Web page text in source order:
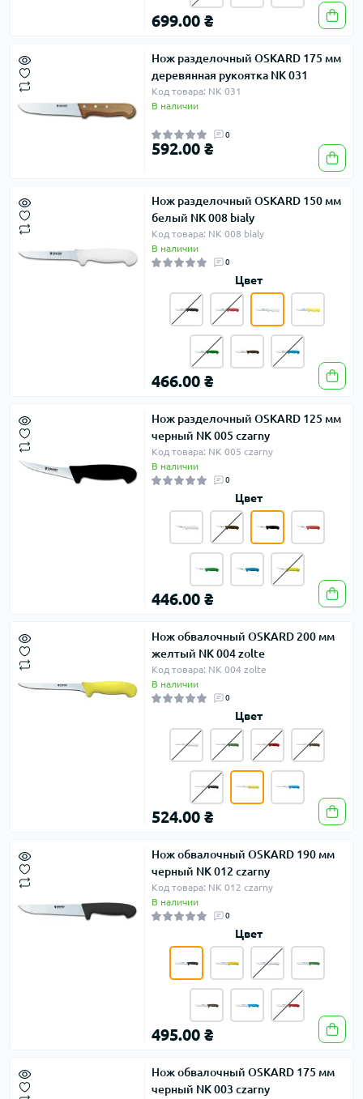
699.00 ₴
Нож разделочный OSKARD 175 мм
деревянная рукоятка NK 031
Код товара: NK 031
В наличии
0
592.00 ₴
Нож разделочный OSKARD 150 мм
белый NK 008 bialy
Код товара: NK 008 bialy
В наличии
0
Цвет
466.00 ₴
Нож разделочный OSKARD 125 мм
черный NK 005 czarny
Код товара: NK 005 czarny
В наличии
0
Цвет
446.00 ₴
Нож обвалочный OSKARD 200 мм
желтый NK 004 zolte
Код товара: NK 004 zolte
В наличии
0
Цвет
524.00 ₴
Нож обвалочный OSKARD 190 мм
черный NK 012 czarny
Код товара: NK 012 czarny
В наличии
0
Цвет
495.00 ₴
Нож обвалочный OSKARD 175 мм
черный NK 003 czarny